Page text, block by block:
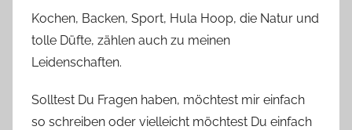
Kochen, Backen, Sport, Hula Hoop, die Natur und
tolle Düfte, zählen auch zu meinen
Leidenschaften.
Solltest Du Fragen haben, möchtest mir einfach
so schreiben oder vielleicht möchtest Du einfach